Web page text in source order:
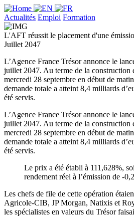
Actualités Emploi Formation
L'AFT réussit le placement d'une
Juillet 2047
L’Agence France Trésor annonce le
juillet 2047. Au terme de la construction
mercredi 28 septembre en début de
demande totale a atteint 8,4 milliards
été servis.
L’Agence France Trésor annonce le
juillet 2047. Au terme de la construction
mercredi 28 septembre en début de
demande totale a atteint 8,4 milliards
été servis.
Le prix a été établi à 111,628%,
rendement réel à l’émission de -
Les chefs de file de cette opération
Agricole-CIB, JP Morgan, Natixis et
les spécialistes en valeurs du Trésor